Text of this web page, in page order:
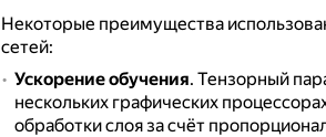
Некоторые преимущества
сетей:
Ускорение обучения. Тензорный
нескольких графических
обработки слоя за счёт